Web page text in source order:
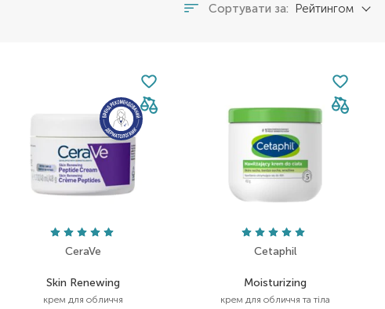
Сортувати за: Рейтингом
CeraVe
Skin Renewing
крем для обличчя
Cetaphil
Moisturizing
крем для обличчя та тіла